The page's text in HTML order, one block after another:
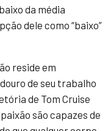
da média
dele como “baixo”
reside em
de seu trabalho
de Tom Cruise
são capazes de